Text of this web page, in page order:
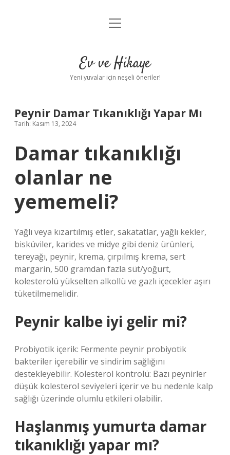
Anasayfa
Yasal Uyarı
menüyü
Ev ve Hikaye
Yeni yuvalar için neşeli öneriler!
Peynir Damar Tıkanıklığı Yapar Mı
Tarih: Kasım 13, 2024
Damar tıkanıklığı
olanlar ne
yememeli?
Yağlı veya kızartılmış etler, sakatatlar, yağlı kekler,
bisküviler, karides ve midye gibi deniz ürünleri,
tereyağı, peynir, krema, çırpılmış krema, sert
margarin, 500 gramdan fazla süt/yoğurt,
kolesterolü yükselten alkollü ve gazlı içecekler aşırı
tüketilmemelidir.
Peynir kalbe iyi gelir mi?
Probiyotik içerik: Fermente peynir probiyotik
bakteriler içerebilir ve sindirim sağlığını
destekleyebilir. Kolesterol kontrolü: Bazı peynirler
düşük kolesterol seviyeleri içerir ve bu nedenle kalp
sağlığı üzerinde olumlu etkileri olabilir.
Haşlanmış yumurta damar
tıkanıklığı yapar mı?